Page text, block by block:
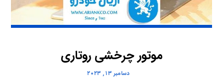
موتور چرخشی روتاری
دسامبر ۱۳, ۲۰۲۳